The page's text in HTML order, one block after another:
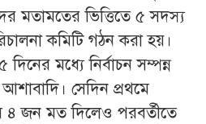
মতামতের ভিত্তিতে ৫ সদস্য
কমিটি গঠন করা হয়।
মধ্যে নির্বাচন সম্পন্ন
সেদিন প্রথমে
৪ জন মত দিলেও পরবর্তীতে